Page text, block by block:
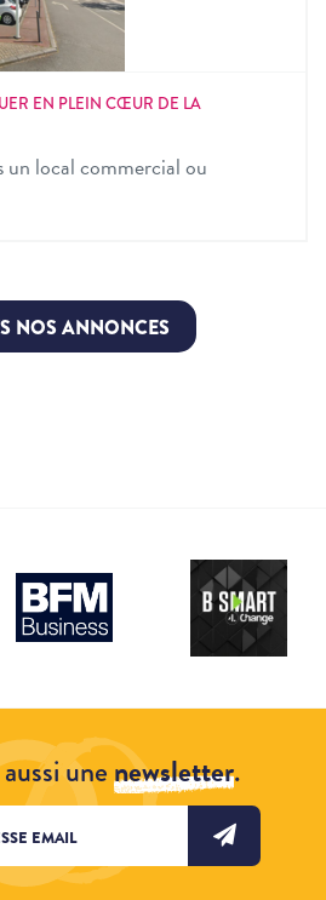
EN PLEIN CŒUR DE LA
un local commercial ou
NOS ANNONCES
unenewsletter.